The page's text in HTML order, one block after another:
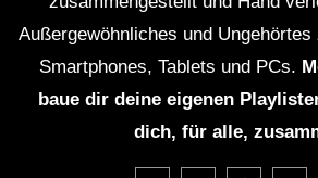
WINTERCLUB
Techno & House DJ Set
Geheimer WinterClub:
Menschen da‹ ‹|› DJ
Außergewöhnliches und
Smartphones, Tablets und PCs.
baue dir deine eigenen
dich, für alle,